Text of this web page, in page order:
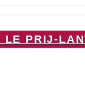
LE PRIJ-